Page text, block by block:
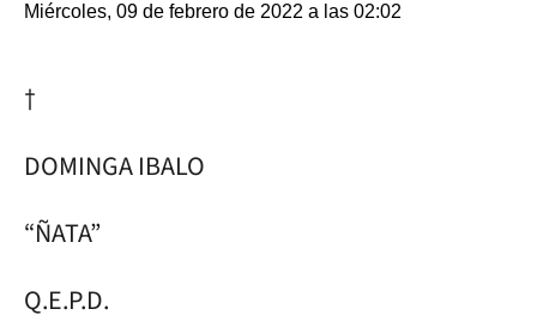
Miércoles, 09 de febrero de 2022 a las 02:02
†
DOMINGA IBALO
“ÑATA”
Q.E.P.D.